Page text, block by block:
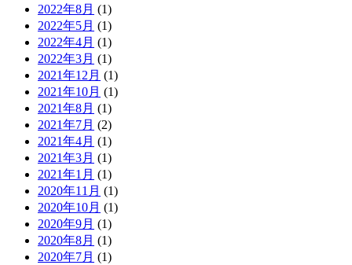
2022年8月 (1)
2022年5月 (1)
2022年4月 (1)
2022年3月 (1)
2021年12月 (1)
2021年10月 (1)
2021年8月 (1)
2021年7月 (2)
2021年4月 (1)
2021年3月 (1)
2021年1月 (1)
2020年11月 (1)
2020年10月 (1)
2020年9月 (1)
2020年8月 (1)
2020年7月 (1)